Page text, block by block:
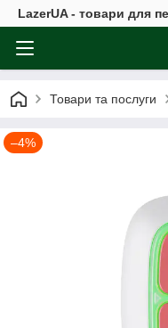
LazerUA - товари для
Товари та послуги
–4%